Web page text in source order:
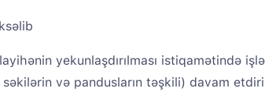
yekunlaşdırılması istiqamətində
səkilərin və pandusların təşkili) davam